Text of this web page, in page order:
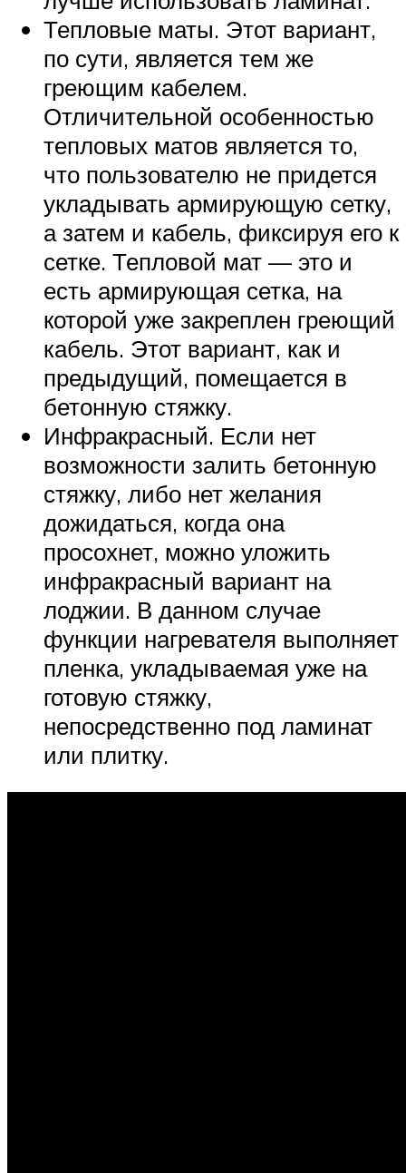
Тепловые маты. Этот вариант,
по сути, является тем же
греющим кабелем.
Отличительной особенностью
тепловых матов является то,
что пользователю не придется
укладывать армирующую сетку,
а затем и кабель, фиксируя его к
сетке. Тепловой мат — это и
есть армирующая сетка, на
которой уже закреплен греющий
кабель. Этот вариант, как и
предыдущий, помещается в
бетонную стяжку.
Инфракрасный. Если нет
возможности залить бетонную
стяжку, либо нет желания
дожидаться, когда она
просохнет, можно уложить
инфракрасный вариант на
лоджии. В данном случае
функции нагревателя выполняет
пленка, укладываемая уже на
готовую стяжку,
непосредственно под ламинат
или плитку.